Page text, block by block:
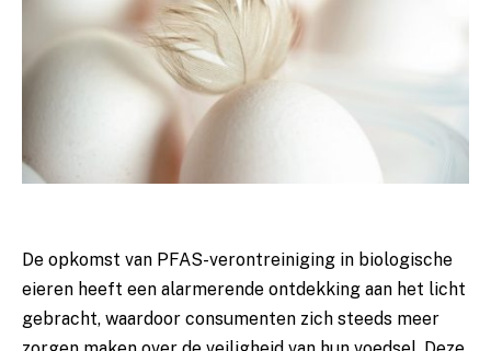
De opkomst van ⁣PFAS-verontreiniging in biologische⁤
eieren heeft ⁤een alarmerende ontdekking aan het licht
gebracht,​ waardoor consumenten zich steeds meer